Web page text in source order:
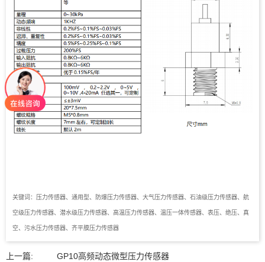
关键词：压力传感器、通用型、防爆压力传感器、大气压力传感器、石油级压力传感器、航
空级压力传感器、潜水级压力传感器、高温压力传感器、温压一体传感器、表压、绝压、真
空、污水压力传感器、齐平膜压力传感器
上一篇:
GP10高频动态微型压力传感器